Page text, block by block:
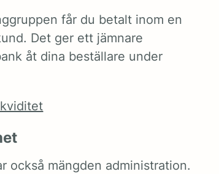
får du betalt inom en
Det ger ett jämnare
åt dina beställare under
också mängden administration.